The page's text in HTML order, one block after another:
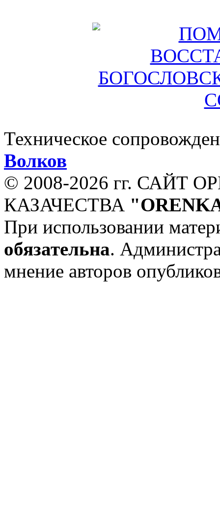
Техническое
Волков
© 2008-2026 гг. САЙТ
КАЗАЧЕСТВА
При использовании
обязательна.
мнение авторов